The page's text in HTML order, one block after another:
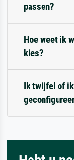
passen?
Hoe weet ik
kies?
Ik twijfel of ik